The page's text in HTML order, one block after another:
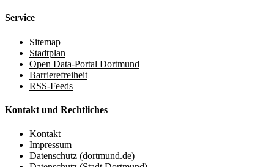
Service
Sitemap
Stadtplan
Open Data-Portal Dortmund
Barrierefreiheit
RSS-Feeds
Kontakt und Rechtliches
Kontakt
Impressum
Datenschutz (dortmund.de)